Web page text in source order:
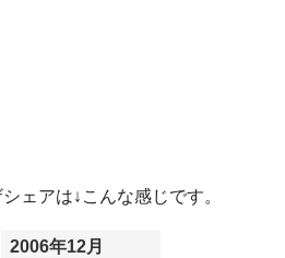
ェアは↓こんな感じです。
2006年12月